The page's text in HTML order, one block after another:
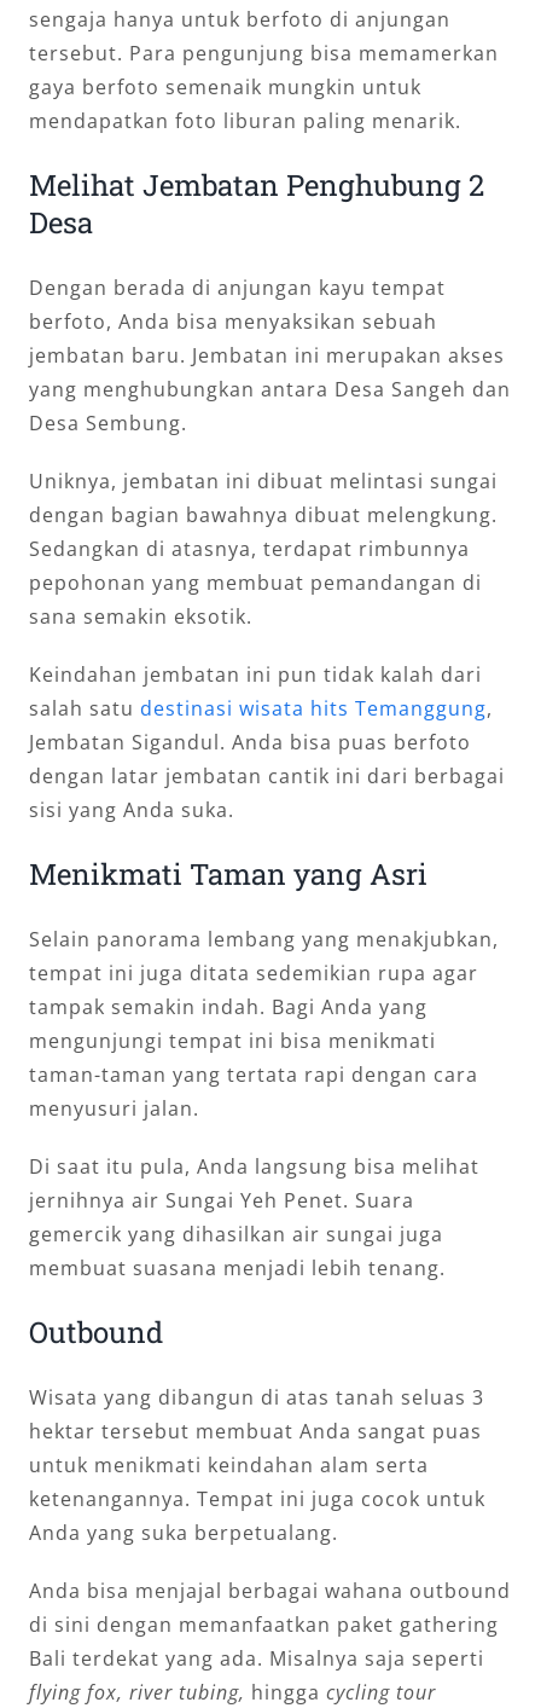
sengaja hanya untuk berfoto di anjungan
tersebut. Para pengunjung bisa memamerkan
gaya berfoto semenaik mungkin untuk
mendapatkan foto liburan paling menarik.
Melihat Jembatan Penghubung 2
Desa
Dengan berada di anjungan kayu tempat
berfoto, Anda bisa menyaksikan sebuah
jembatan baru. Jembatan ini merupakan akses
yang menghubungkan antara Desa Sangeh dan
Desa Sembung.
Uniknya, jembatan ini dibuat melintasi sungai
dengan bagian bawahnya dibuat melengkung.
Sedangkan di atasnya, terdapat rimbunnya
pepohonan yang membuat pemandangan di
sana semakin eksotik.
Keindahan jembatan ini pun tidak kalah dari
salah satu destinasi wisata hits Temanggung,
Jembatan Sigandul. Anda bisa puas berfoto
dengan latar jembatan cantik ini dari berbagai
sisi yang Anda suka.
Menikmati Taman yang Asri
Selain panorama lembang yang menakjubkan,
tempat ini juga ditata sedemikian rupa agar
tampak semakin indah. Bagi Anda yang
mengunjungi tempat ini bisa menikmati
taman-taman yang tertata rapi dengan cara
menyusuri jalan.
Di saat itu pula, Anda langsung bisa melihat
jernihnya air Sungai Yeh Penet. Suara
gemercik yang dihasilkan air sungai juga
membuat suasana menjadi lebih tenang.
Outbound
Wisata yang dibangun di atas tanah seluas 3
hektar tersebut membuat Anda sangat puas
untuk menikmati keindahan alam serta
ketenangannya. Tempat ini juga cocok untuk
Anda yang suka berpetualang.
Anda bisa menjajal berbagai wahana outbound
di sini dengan memanfaatkan paket gathering
Bali terdekat yang ada. Misalnya saja seperti
flying fox, river tubing, hingga cycling tour